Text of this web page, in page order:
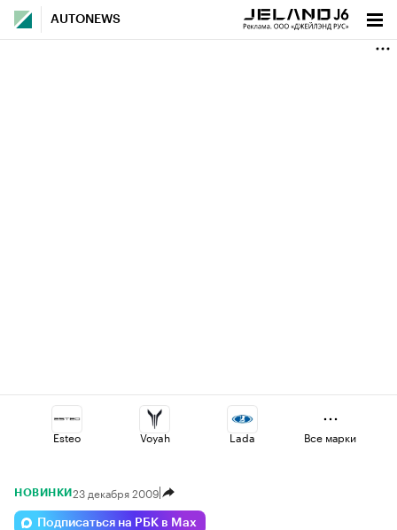
AUTONEWS
Esteo Voyah Lada
Volga Haval
Все марки
НОВИНКИ 23 декабря 2009
Подписаться на РБК в Max